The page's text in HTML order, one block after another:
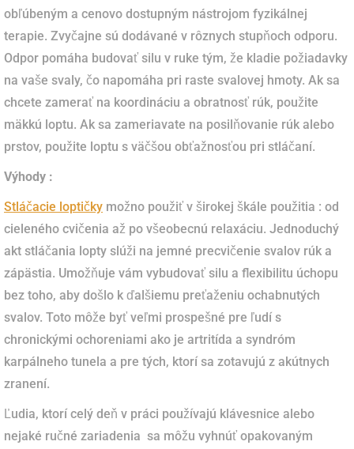
obľúbeným a cenovo dostupným nástrojom fyzikálnej
terapie. Zvyčajne sú dodávané v rôznych stupňoch odporu.
Odpor pomáha budovať silu v ruke tým, že kladie požiadavky
na vaše svaly, čo napomáha pri raste svalovej hmoty. Ak sa
chcete zamerať na koordináciu a obratnosť rúk, použite
mäkkú loptu. Ak sa zameriavate na posilňovanie rúk alebo
prstov, použite loptu s väčšou obťažnosťou pri stláčaní.
Výhody :
Stláčacie loptičky možno použiť v širokej škále použitia : od
cieleného cvičenia až po všeobecnú relaxáciu. Jednoduchý
akt stláčania lopty slúži na jemné precvičenie svalov rúk a
zápästia. Umožňuje vám vybudovať silu a flexibilitu úchopu
bez toho, aby došlo k ďalšiemu preťaženiu ochabnutých
svalov. Toto môže byť veľmi prospešné pre ľudí s
chronickými ochoreniami ako je artritída a syndróm
karpálneho tunela a pre tých, ktorí sa zotavujú z akútnych
zranení.
Ľudia, ktorí celý deň v práci používajú klávesnice alebo
nejaké ručné zariadenia sa môžu vyhnúť opakovaným